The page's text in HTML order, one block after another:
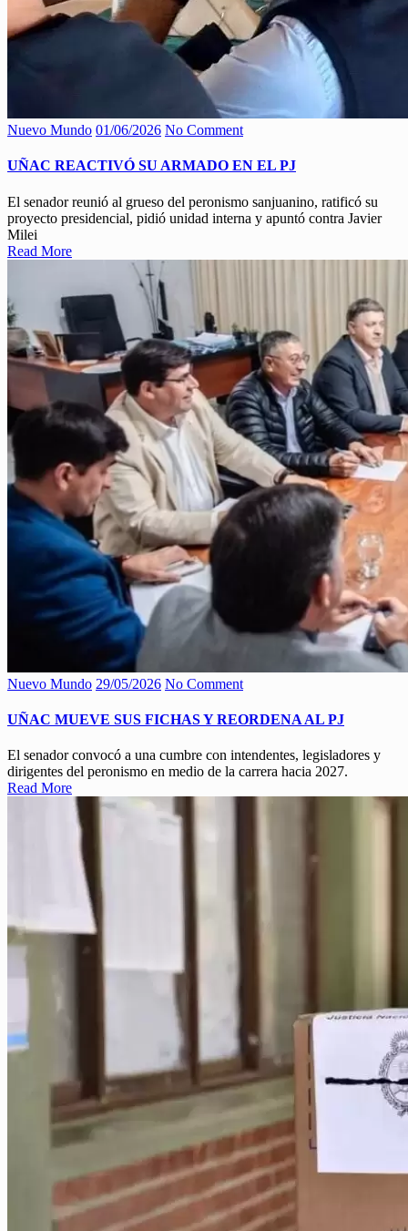
Nuevo Mundo 01/06/2026 No Comment
UÑAC REACTIVÓ SU ARMADO EN EL PJ
El senador reunió al grueso del peronismo sanjuanino, ratificó su
proyecto presidencial, pidió unidad interna y apuntó contra Javier
Milei
Read More
Nuevo Mundo 29/05/2026 No Comment
UÑAC MUEVE SUS FICHAS Y REORDENA AL PJ
El senador convocó a una cumbre con intendentes, legisladores y
dirigentes del peronismo en medio de la carrera hacia 2027.
Read More